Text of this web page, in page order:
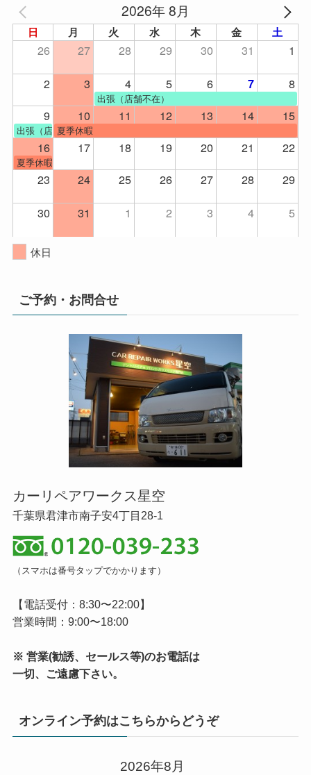
2026年 8月
日 月 火 水 木 金 土
26 27 28 29 30 31
1
2
3 4 5 6 7 8
出張（店舗不在）
9 10 11 12 13 14 15
出張（店舗不在）
夏季休暇
16 17 18 19 20 21 22
夏季休暇
23 24 25 26 27 28
29
30
31 1 2 3 4 5
休日
ご予約・お問合せ
カーリペアワークス星空
千葉県君津市南子安4丁目28-1
（スマホは番号タップでかかります）
【電話受付：8:30〜22:00】
営業時間：9:00〜18:00
※ 営業(勧誘、セールス等)のお電話は
一切、ご遠慮下さい。
オンライン予約はこちらからどうぞ
2026年8月